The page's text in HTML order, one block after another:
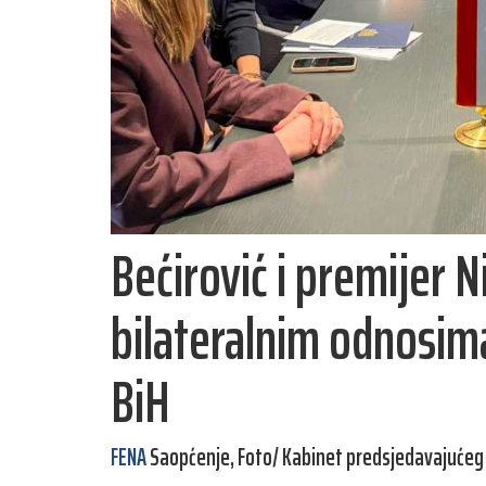
Bećirović i premijer
bilateralnim
BiH
FENASaopćenje, Foto/ Kabinet